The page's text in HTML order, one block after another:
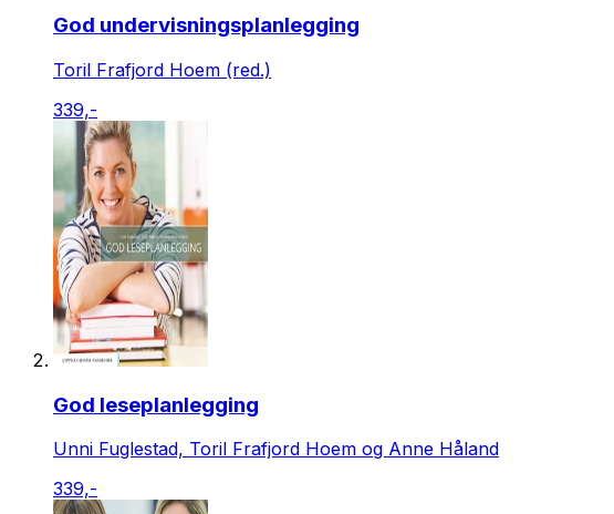
God undervisningsplanlegging
Toril Frafjord Hoem (red.)
339,-
God leseplanlegging
Unni Fuglestad, Toril Frafjord Hoem og Anne Håland
339,-